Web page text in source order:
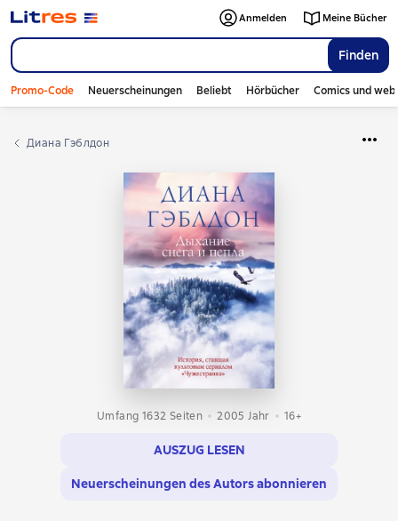
Finden
Anmelden Meine Bücher
Promo-Code Neuerscheinungen Beliebt Hörbücher Comics und
Диана Гэблдон
Umfang 1632 Seiten 2005 Jahr 16+
AUSZUG LESEN
Neuerscheinungen des Autors abonnieren